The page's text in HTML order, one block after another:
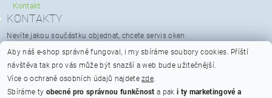
Kontakt
KONTAKTY
Nevíte jakou součástku objednat, chcete servis oken:
servis@spravaoken.cz
Potřebujete poradit s objednávkou:
info@spravaoken.cz
+420 608 511 355
Aby náš e-shop správně fungoval, i my sbíráme soubory cookies. Příští
návštěva tak pro vás může být snazší a web bude užitečnější.
Více o ochraně osobních údajů najdete zde.
Sbíráme ty obecné pro správnou funkčnost a paki ty marketingové a